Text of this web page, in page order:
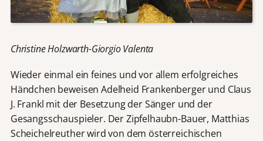
Christine Holzwarth-Giorgio Valenta
Wieder einmal ein feines und vor allem erfolgreiches
Händchen beweisen Adelheid Frankenberger und Claus
J. Frankl mit der Besetzung der Sänger und der
Gesangsschauspieler. Der Zipfelhaubn-Bauer, Matthias
Scheichelreuther wird von dem österreichischen